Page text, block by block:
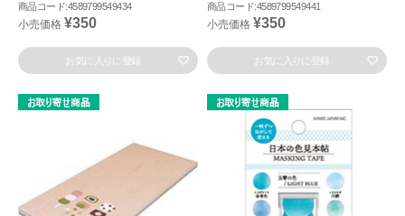
商品コード:4589799549434
小売価格 ¥350
お気に入りに登録
商品コード:4589799549441
小売価格 ¥350
お気に入りに登録